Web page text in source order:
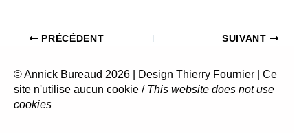
PRÉCÉDENT SUIVANT
© Annick Bureaud 2026 | Design Thierry Fournier | Ce
site n'utilise aucun cookie / This website does not use
cookies